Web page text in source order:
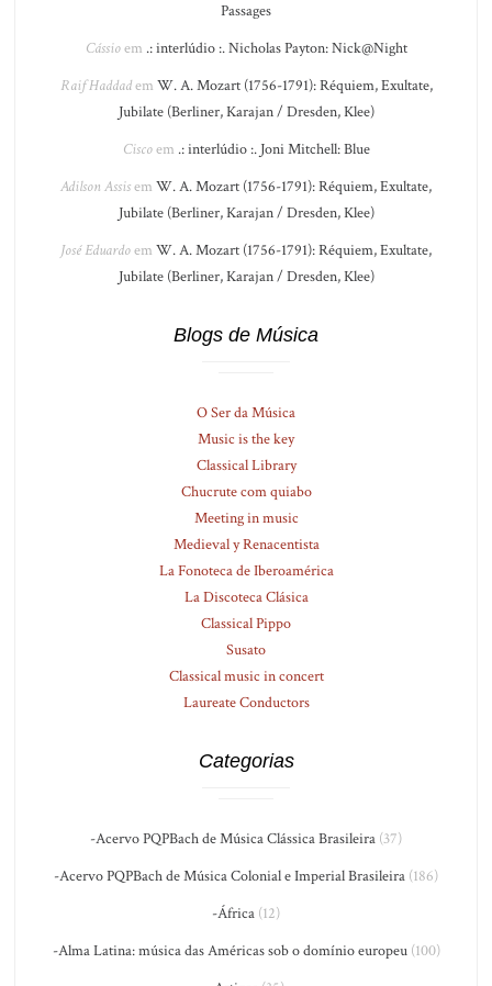
Passages
Cássioem .: interlúdio :. Nicholas Payton: Nick@Night
Raif Haddadem W. A. Mozart (1756-1791): Réquiem, Exultate,
Jubilate (Berliner, Karajan / Dresden, Klee)
Ciscoem .: interlúdio :. Joni Mitchell: Blue
Adilson Assisem W. A. Mozart (1756-1791): Réquiem, Exultate,
Jubilate (Berliner, Karajan / Dresden, Klee)
José Eduardoem W. A. Mozart (1756-1791): Réquiem, Exultate,
Jubilate (Berliner, Karajan / Dresden, Klee)
Blogs de Música
O Ser da Música
Music is the key
Classical Library
Chucrute com quiabo
Meeting in music
Medieval y Renacentista
La Fonoteca de Iberoamérica
La Discoteca Clásica
Classical Pippo
Susato
Classical music in concert
Laureate Conductors
Categorias
-Acervo PQPBach de Música Clássica Brasileira (37)
-Acervo PQPBach de Música Colonial e Imperial Brasileira (186)
-África (12)
-Alma Latina: música das Américas sob o domínio europeu(100)